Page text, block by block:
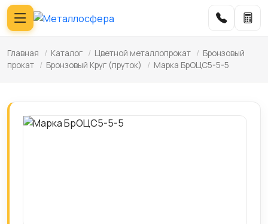
Главная / Каталог / Цветной металлопрокат / Бронзовый
прокат / Бронзовый Круг (пруток) / Марка БрОЦС5-5-5